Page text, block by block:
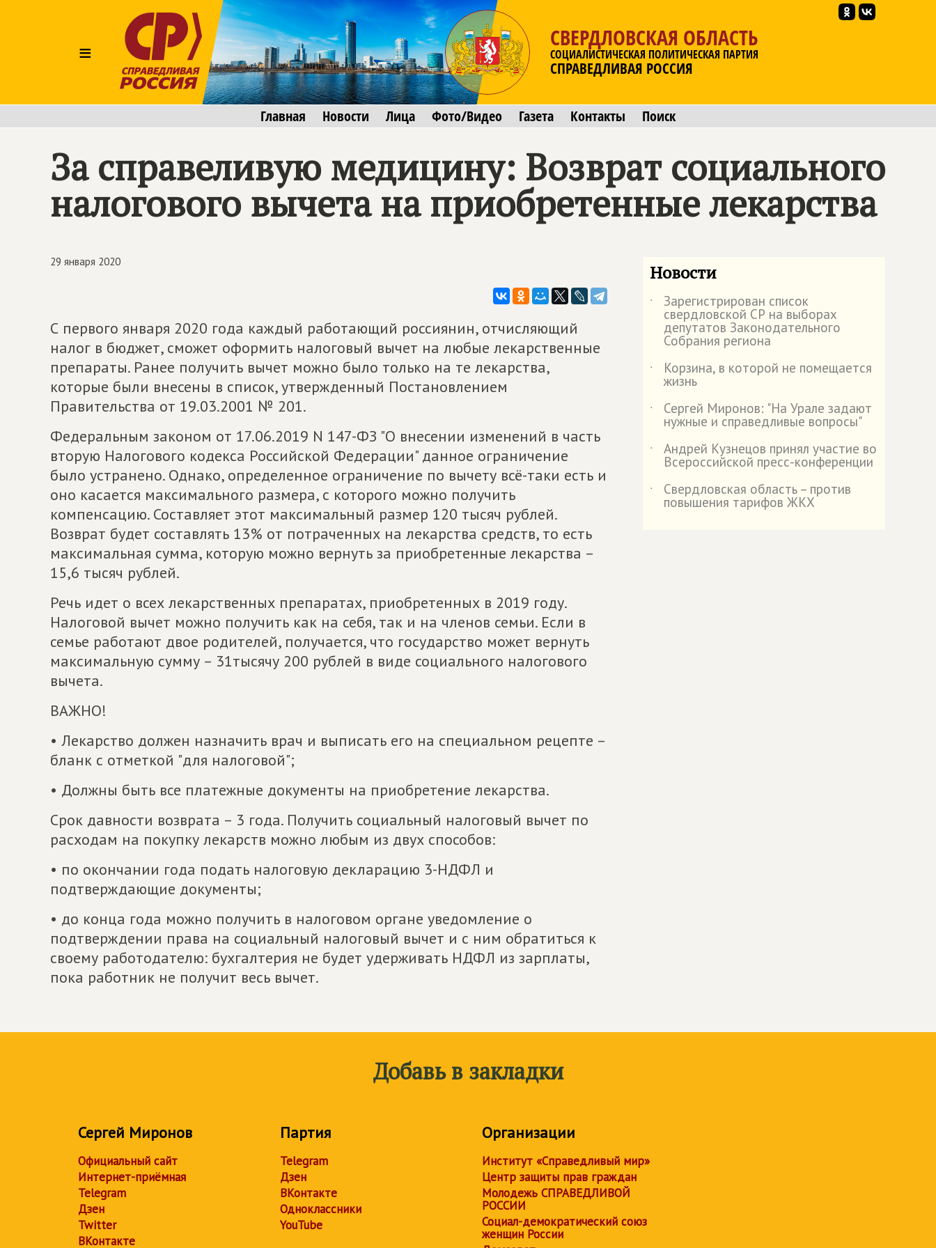
≡
СВЕРДЛОВСКАЯ ОБЛАСТЬ
СОЦИАЛИСТИЧЕСКАЯ ПОЛИТИЧЕСКАЯ ПАРТИЯ
СПРАВЕДЛИВАЯ РОССИЯ
Главная Новости Лица Фото/Видео Газета Контакты Поиск
За справеливую медицину: Возврат социального
налогового вычета на приобретенные лекарства
29 января 2020
С первого января 2020 года каждый работающий россиянин, отчисляющий
налог в бюджет, сможет оформить налоговый вычет на любые лекарственные
препараты. Ранее получить вычет можно было только на те лекарства,
которые были внесены в список, утвержденный Постановлением
Правительства от 19.03.2001 № 201.
Федеральным законом от 17.06.2019 N 147-ФЗ "О внесении изменений в часть
вторую Налогового кодекса Российской Федерации" данное ограничение
было устранено. Однако, определенное ограничение по вычету всё-таки есть и
оно касается максимального размера, с которого можно получить
компенсацию. Составляет этот максимальный размер 120 тысяч рублей.
Возврат будет составлять 13% от потраченных на лекарства средств, то есть
максимальная сумма, которую можно вернуть за приобретенные лекарства –
15,6 тысяч рублей.
Речь идет о всех лекарственных препаратах, приобретенных в 2019 году.
Налоговой вычет можно получить как на себя, так и на членов семьи. Если в
семье работают двое родителей, получается, что государство может вернуть
максимальную сумму – 31тысячу 200 рублей в виде социального налогового
вычета.
ВАЖНО!
• Лекарство должен назначить врач и выписать его на специальном рецепте –
бланк с отметкой "для налоговой";
• Должны быть все платежные документы на приобретение лекарства.
Срок давности возврата – 3 года. Получить социальный налоговый вычет по
расходам на покупку лекарств можно любым из двух способов:
• по окончании года подать налоговую декларацию 3-НДФЛ и
подтверждающие документы;
• до конца года можно получить в налоговом органе уведомление о
подтверждении права на социальный налоговый вычет и с ним обратиться к
своему работодателю: бухгалтерия не будет удерживать НДФЛ из зарплаты,
пока работник не получит весь вычет.
Новости
˙ Зарегистрирован список
свердловской СР на выборах
депутатов Законодательного
Собрания региона
˙
Корзина, в которой не помещается
жизнь
˙
Сергей Миронов: "На Урале задают
нужные и справедливые вопросы"
˙
Андрей Кузнецов принял участие во
Всероссийской пресс-конференции
˙
Свердловская область – против
повышения тарифов ЖКХ
Добавь в закладки
Сергей Миронов
Официальный сайт
Интернет-приёмная
Telegram
Дзен
Twitter
ВКонтакте
Партия
Telegram
Дзен
ВКонтакте
Одноклассники
YouTube
Организации
Институт «Справедливый мир»
Центр защиты прав граждан
Молодежь СПРАВЕДЛИВОЙ
РОССИИ
Социал-демократический союз
женщин России